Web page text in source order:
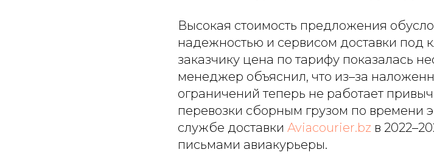
Высокая стоимость предложения
надежностью и сервисом доставки под
заказчику цена по тарифу показалась
менеджер объяснил, что из–за
ограничений теперь не работает
перевозки сборным грузом по времени
службе доставки Aviacourier.bz в
письмами авиакурьеры.